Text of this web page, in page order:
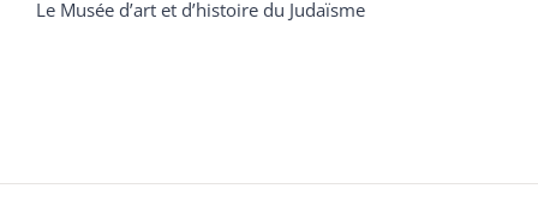
Le Musée d’art et d’histoire du Judaïsme